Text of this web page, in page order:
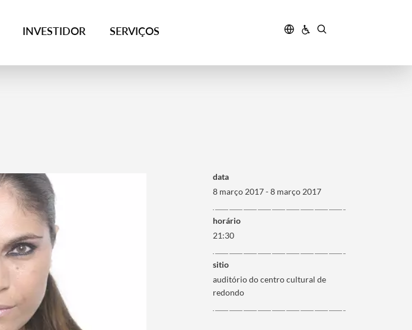
INVESTIDOR SERVIÇOS
data
8 março 2017 - 8 março 2017
horário
21:30
sitio
auditório do centro cultural de
redondo